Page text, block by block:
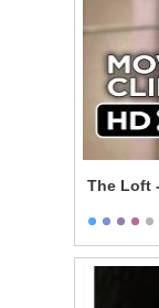
The Loft